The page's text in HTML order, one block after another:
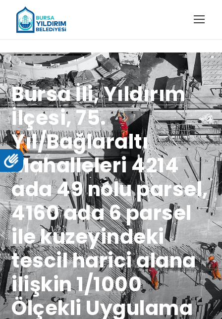
Bursa İli, Yıldırım
İlçesi, 75.
Yıl/Bağlaraltı
Mahalleleri 4214
ada 49 nolu parsel,
4160 ada 6 parsel
ile kuzeyindeki
tescil harici alana
ilişkin 1/1000
Ölçekli Uygulama